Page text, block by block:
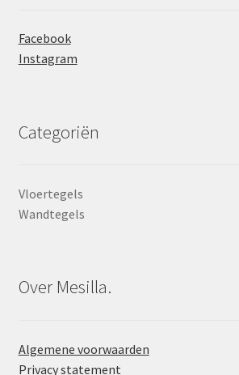
Facebook
Instagram
Categoriën
Vloertegels
Wandtegels
Over Mesilla.
Algemene voorwaarden
Privacy statement